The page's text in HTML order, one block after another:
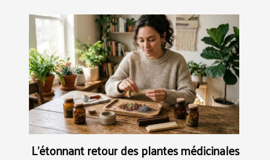
L’étonnant retour des plantes médicinales